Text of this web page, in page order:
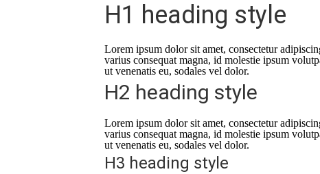
H1 heading style
Lorem ipsum dolor sit amet, consectetur
varius consequat magna, id molestie ipsum
ut venenatis eu, sodales vel dolor.
H2 heading style
Lorem ipsum dolor sit amet, consectetur
varius consequat magna, id molestie ipsum
ut venenatis eu, sodales vel dolor.
H3 heading style